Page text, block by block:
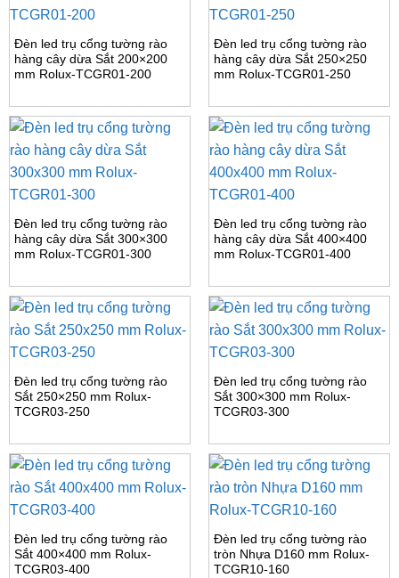
Đèn led trụ cổng tường rào
hàng cây dừa Sắt 200×200
mm Rolux-TCGR01-200
Đèn led trụ cổng tường rào
hàng cây dừa Sắt 250×250
mm Rolux-TCGR01-250
Đèn led trụ cổng tường rào
hàng cây dừa Sắt 300×300
mm Rolux-TCGR01-300
Đèn led trụ cổng tường rào
hàng cây dừa Sắt 400×400
mm Rolux-TCGR01-400
Đèn led trụ cổng tường rào
Sắt 250×250 mm Rolux-
TCGR03-250
Đèn led trụ cổng tường rào
Sắt 300×300 mm Rolux-
TCGR03-300
Đèn led trụ cổng tường rào
Sắt 400×400 mm Rolux-
TCGR03-400
Đèn led trụ cổng tường rào
tròn Nhựa D160 mm Rolux-
TCGR10-160